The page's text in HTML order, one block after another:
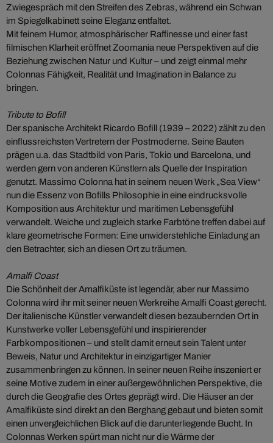
Zwiegespräch mit den Streifen des Zebras, während ein Schwan
im Spiegelkabinett seine Eleganz entfaltet.
Mit feinem Humor, atmosphärischer Raffinesse und einer fast
filmischen Klarheit eröffnet Zoomania neue Perspektiven auf die
Beziehung zwischen Natur und Kultur – und zeigt einmal mehr
Colonnas Fähigkeit, Realität und Imagination in Balance zu
bringen.
Tribute to Bofill
Der spanische Architekt Ricardo Bofill (1939 – 2022) zählt zu den
einflussreichsten Vertretern der Postmoderne. Seine Bauten
prägen u.a. das Stadtbild von Paris, Tokio und Barcelona, und
werden gern von anderen Künstlern als Quelle der Inspiration
genutzt. Massimo Colonna hat in seinem neuen Werk „Sea View“
nun die Essenz von Bofills Philosophie in eine eindrucksvolle
Komposition aus Architektur und maritimen Lebensgefühl
verwandelt. Weiche und zugleich starke Farbtöne treffen dabei auf
klare geometrische Formen: Eine unwiderstehliche Einladung an
den Betrachter, sich an diesen Ort zu träumen.
Amalfi Coast
Die Schönheit der Amalfiküste ist legendär, aber nur Massimo
Colonna wird ihr mit seiner neuen Werkreihe Amalfi Coast gerecht.
Der italienische Künstler verwandelt diesen bezaubernden Ort in
Kunstwerke voller Lebensgefühl und inspirierender
Farbkompositionen – und stellt damit erneut sein Talent unter
Beweis, Natur und Architektur in einzigartiger Manier
zusammenbringen zu können. In seiner neuen Reihe inszeniert er
seine Motive zudem in einer außergewöhnlichen Perspektive, die
durch die Geografie des Ortes geprägt wird. Die Häuser an der
Amalfiküste sind direkt an den Berghang gebaut und bieten somit
einen unvergleichlichen Blick auf die darunterliegende Bucht. In
Colonnas Werken spürt man nicht nur die Wärme der